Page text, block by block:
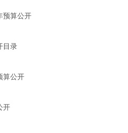
预算公开
目录
算公开
开